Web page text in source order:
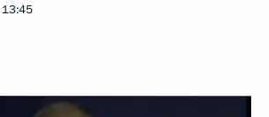
13:45